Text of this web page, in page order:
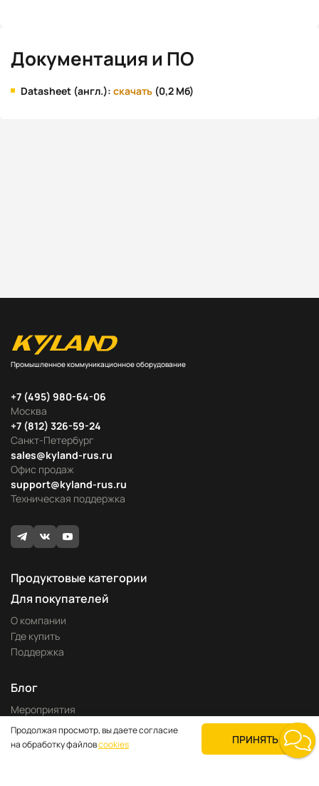
Документация и ПО
Datasheet (англ.): скачать (0,2 Мб)
Промышленное коммуникационное оборудование
Москва
+7 (495) 980-64-06
Офис продаж
sales@kyland-rus.ru
Санкт-Петербург
+7 (812) 326-59-24
Техническая поддержка
support@kyland-rus.ru
Продуктовые категории
Для покупателей
О компании
Где купить
Поддержка
Блог
Мероприятия
Новости продукции
Технологии
Продолжая просмотр, вы даете согласие
на обработку файловcookies ПРИНЯТЬ